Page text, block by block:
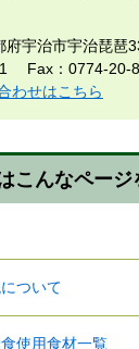
府宇治市宇治琵琶
Fax：0774-20-
わせはこちら
こんなペー
ついて
使用食材一覧